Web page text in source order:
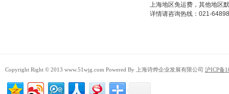
上海地区免运费，其他地区
详情请咨询热线：021-
Copyright Right © 2013 www.51wjg.com Powered By 上海诗烨企业发展有限公司 沪ICP备